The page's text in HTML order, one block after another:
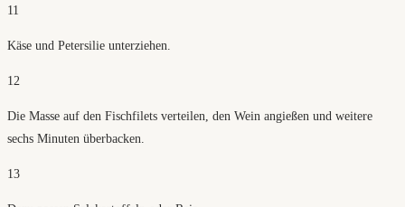
11
Käse und Petersilie unterziehen.
12
Die Masse auf den Fischfilets verteilen, den Wein angießen und weitere
sechs Minuten überbacken.
13